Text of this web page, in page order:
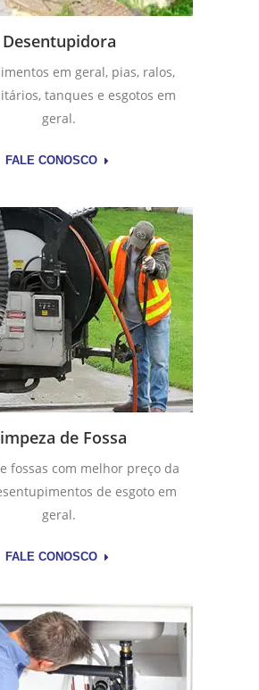
Desentupidora
em geral, pias, ralos,
tanques e esgotos em
geral.
FALE CONOSCO
de Fossa
fossas com melhor preço da
de esgoto em
geral.
FALE CONOSCO